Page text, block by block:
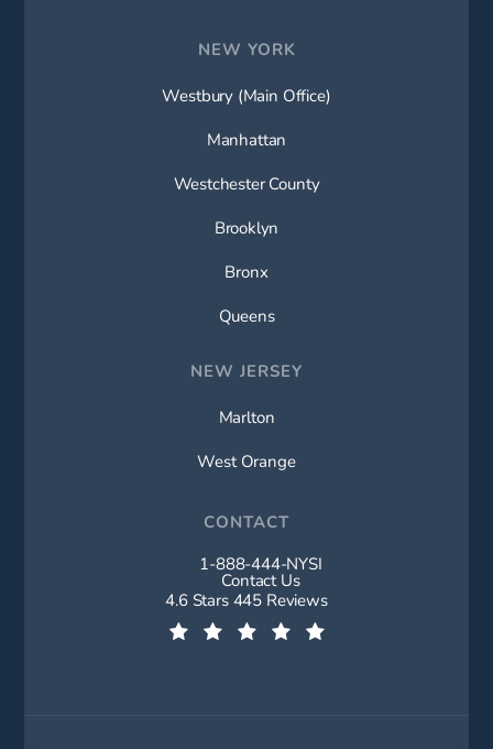
NEW YORK
Westbury (Main Office)
Manhattan
Westchester County
Brooklyn
Bronx
Queens
NEW JERSEY
Marlton
West Orange
CONTACT
Call New York Spine Institute on
1-888-444-NYSI
Contact Us
New York Spine Institute reviews:
4.6 Stars 445 Reviews